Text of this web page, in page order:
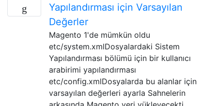
Yapılandırması için Varsayılan
Değerler
Magento 1'de mümkün oldu
etc/system.xmlDosyalardaki Sistem
Yapılandırması bölümü için bir kullanıcı
arabirimi yapılandırması
etc/config.xmlDosyalarda bu alanlar için
varsayılan değerleri ayarla Sahnelerin